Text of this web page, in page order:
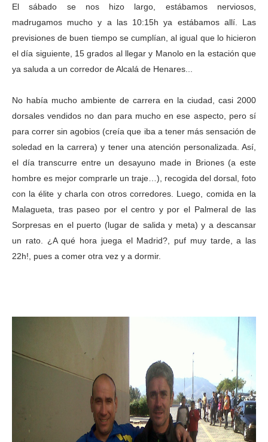
El sábado se nos hizo largo, estábamos nerviosos,
madrugamos mucho y a las 10:15h ya estábamos allí. Las
previsiones de buen tiempo se cumplían, al igual que lo hicieron
el día siguiente, 15 grados al llegar y Manolo en la estación que
ya saluda a un corredor de Alcalá de Henares...
No había mucho ambiente de carrera en la ciudad, casi 2000
dorsales vendidos no dan para mucho en ese aspecto, pero sí
para correr sin agobios (creía que iba a tener más sensación de
soledad en la carrera) y tener una atención personalizada. Así,
el día transcurre entre un desayuno made in Briones (a este
hombre es mejor comprarle un traje…), recogida del dorsal, foto
con la élite y charla con otros corredores. Luego, comida en la
Malagueta, tras paseo por el centro y por el Palmeral de las
Sorpresas en el puerto (lugar de salida y meta) y a descansar
un rato. ¿A qué hora juega el Madrid?, puf muy tarde, a las
22h!, pues a comer otra vez y a dormir.